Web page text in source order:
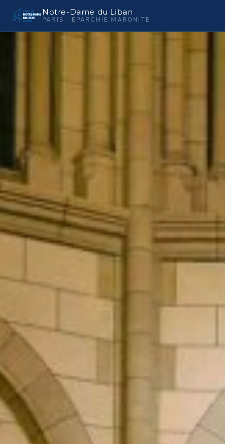
Notre-Dame du Liban
PARIS · ÉPARCHIE MARONITE